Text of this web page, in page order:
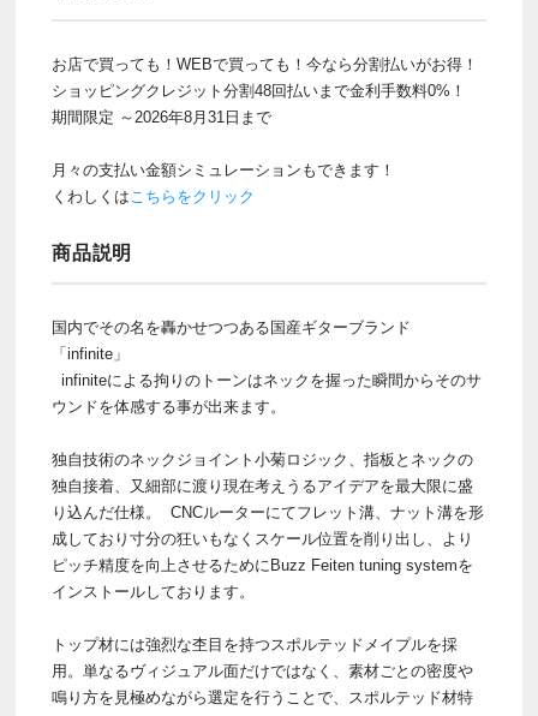
お店で買っても！WEBで買っても！今なら分割払いがお得！
ショッピングクレジット分割48回払いまで金利手数料0%！
期間限定 ～2026年8月31日まで
月々の支払い金額シミュレーションもできます！
くわしくはこちらをクリック
商品説明
国内でその名を轟かせつつある国産ギターブランド
「infinite」
infiniteによる拘りのトーンはネックを握った瞬間からそのサ
ウンドを体感する事が出来ます。
独自技術のネックジョイント小菊ロジック、指板とネックの
独自接着、又細部に渡り現在考えうるアイデアを最大限に盛
り込んだ仕様。 CNCルーターにてフレット溝、ナット溝を形
成しており寸分の狂いもなくスケール位置を削り出し、より
ピッチ精度を向上させるためにBuzz Feiten tuning systemを
インストールしております。
トップ材には強烈な杢目を持つスポルテッドメイプルを採
用。単なるヴィジュアル面だけではなく、素材ごとの密度や
鳴り方を見極めながら選定を行うことで、スポルテッド材特